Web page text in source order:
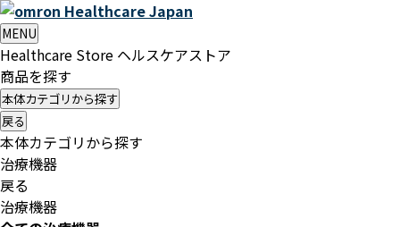
HealthcareJapan
MENU
Healthcare Store ヘルスケアストア
商品を探す
本体カテゴリから探す
戻る
本体カテゴリから探す
治療機器
戻る
治療機器